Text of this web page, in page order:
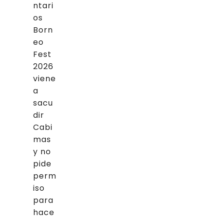
ntari
os
Born
eo
Fest
2026
viene
a
sacu
dir
Cabi
mas
y no
pide
perm
iso
para
hace